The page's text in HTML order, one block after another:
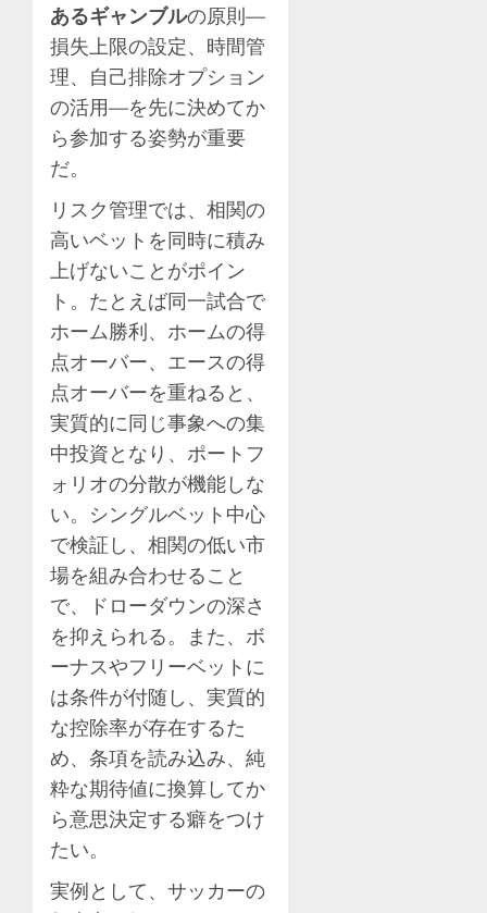
あるギャンブルの原則—
損失上限の設定、時間管
理、自己排除オプション
の活用—を先に決めてか
ら参加する姿勢が重要
だ。
リスク管理では、相関の
高いベットを同時に積み
上げないことがポイン
ト。たとえば同一試合で
ホーム勝利、ホームの得
点オーバー、エースの得
点オーバーを重ねると、
実質的に同じ事象への集
中投資となり、ポートフ
ォリオの分散が機能しな
い。シングルベット中心
で検証し、相関の低い市
場を組み合わせること
で、ドローダウンの深さ
を抑えられる。また、ボ
ーナスやフリーベットに
は条件が付随し、実質的
な控除率が存在するた
め、条項を読み込み、純
粋な期待値に換算してか
ら意思決定する癖をつけ
たい。
実例として、サッカーの